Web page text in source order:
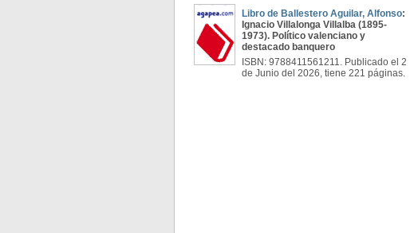
Libro de Ballestero Aguilar, Alfonso:
Ignacio Villalonga Villalba (1895-
1973). Político valenciano y
destacado banquero
ISBN: 9788411561211. Publicado el 2
de Junio del 2026, tiene 221 páginas.